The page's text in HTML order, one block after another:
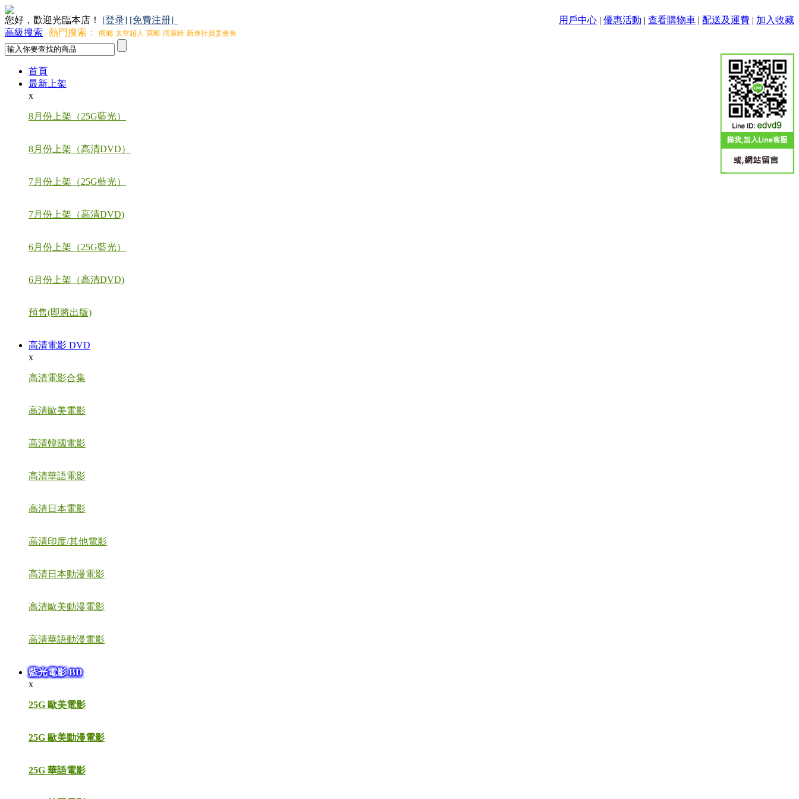
您好，歡迎光臨本店！ [登录] [免費注册] 用戶中心 | 優惠活動 | 查看購物車 | 配送及運費 | 加入收藏
高級搜索
熱門搜索： 熊鄉 太空超人 莫離 雨霖鈴 新進社員姜會長
首頁
最新上架
x
8月份上架（25G藍光）
8月份上架（高清DVD）
7月份上架（25G藍光）
7月份上架（高清DVD)
6月份上架（25G藍光）
6月份上架（高清DVD)
預售(即將出版)
高清電影 DVD
x
高清電影合集
高清歐美電影
高清韓國電影
高清華語電影
高清日本電影
高清印度/其他電影
高清日本動漫電影
高清歐美動漫電影
高清華語動漫電影
藍光電影 BD
x
25G 歐美電影
25G 歐美動漫電影
25G 華語電影